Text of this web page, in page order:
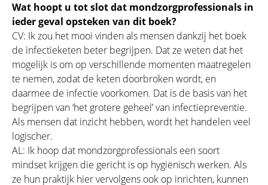
Wat hoopt u tot slot dat mondzorgprofessionals in
ieder geval opsteken van dit boek?
CV: Ik zou het mooi vinden als mensen dankzij het boek
de infectieketen beter begrijpen. Dat ze weten dat het
mogelijk is om op verschillende momenten maatregelen
te nemen, zodat de keten doorbroken wordt, en
daarmee de infectie voorkomen. Dat is de basis van het
begrijpen van ‘het grotere geheel’ van infectiepreventie.
Als mensen dat inzicht hebben, wordt het handelen veel
logischer.
AL: Ik hoop dat mondzorgprofessionals een soort
mindset krijgen die gericht is op hygiënisch werken. Als
ze hun praktijk hier vervolgens ook op inrichten, kunnen